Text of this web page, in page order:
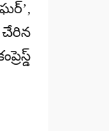
చేరిన